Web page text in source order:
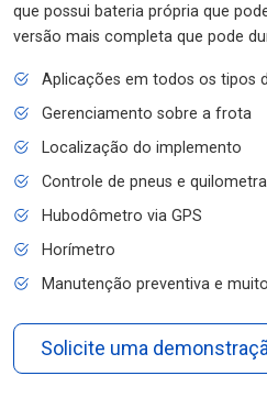
que possui bateria própria que
versão mais completa que pode
Aplicações em todos os tipos
Gerenciamento sobre a frota
Localização do implemento
Controle de pneus e
Hubodômetro via GPS
Horímetro
Manutenção preventiva e
Solicite uma